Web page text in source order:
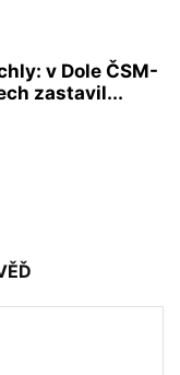
v Dole ČSM-
zastavil...